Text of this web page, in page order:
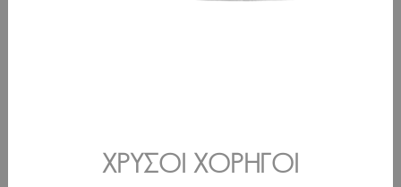
ΧΡΥΣΟΊ ΧΟΡΗΓΟΊ